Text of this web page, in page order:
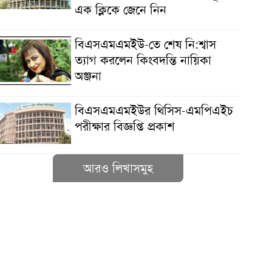
এক ক্লিকে জেনে নিন
বিএসএমএমইউ-তে শেষ নি:শ্বাস
ত্যাগ করলেন কিংবদন্তি নায়িকা
অঞ্জনা
বিএসএমএমইউর থিসিস-এমপিএইচ
পরীক্ষার বিজ্ঞপ্তি প্রকাশ
আরও লিখাসমুহ